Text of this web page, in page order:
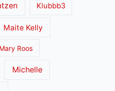
Klubbb3
Maite Kelly
Mary Roos
Michelle